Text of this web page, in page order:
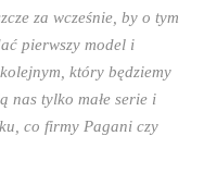
za wcześnie, by o tym
pierwszy model i
który będziemy
nas tylko małe serie i
co firmy Pagani czy